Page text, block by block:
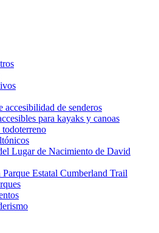
accesibilidad de senderos
para kayaks y canoas
todoterreno
Lugar de Nacimiento de David
Parque Estatal Cumberland Trail